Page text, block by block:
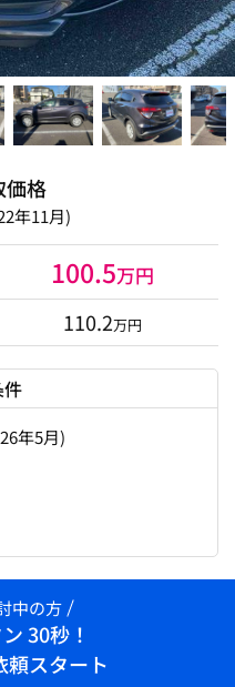
価格
年11月)
100.5万円
110.2万円
年5月)
中の方
30秒！
頼スタート